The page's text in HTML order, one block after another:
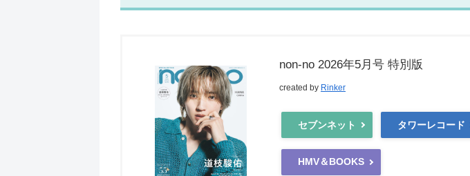
non-no 2026年5月号 特別版
created by Rinker
セブンネット タワーレコード
HMV＆BOOKS